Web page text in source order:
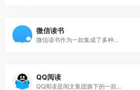
微信读书
微信读书作为一款集成了多种...
QQ阅读
QQ阅读是阅文集团旗下的一款...